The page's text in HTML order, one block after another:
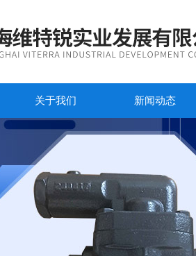
关于我们 新闻动态